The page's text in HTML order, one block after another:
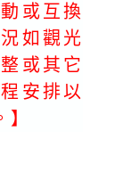
或互換
如觀光
或其它
安排以